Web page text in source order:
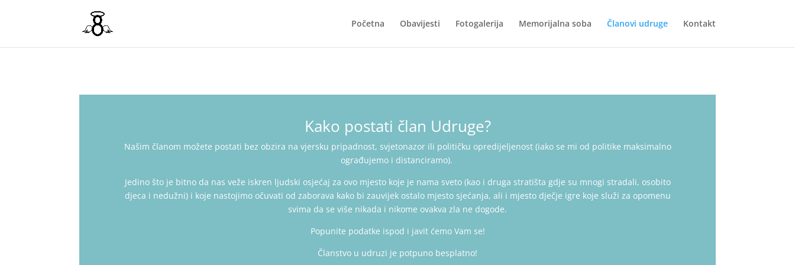
Početna Obavijesti Fotogalerija Memorijalna soba Članovi udruge Kontakt
Kako postati član Udruge?
Našim članom možete postati bez obzira na vjersku pripadnost, svjetonazor ili političku opredijeljenost (iako se mi od politike maksimalno
ograđujemo i distanciramo).
Jedino što je bitno da nas veže iskren ljudski osjećaj za ovo mjesto koje je nama sveto (kao i druga stratišta gdje su mnogi stradali, osobito
djeca i nedužni) i koje nastojimo očuvati od zaborava kako bi zauvijek ostalo mjesto sjećanja, ali i mjesto dječje igre koje služi za opomenu
svima da se više nikada i nikome ovakva zla ne dogode.
Popunite podatke ispod i javit ćemo Vam se!
Članstvo u udruzi je potpuno besplatno!